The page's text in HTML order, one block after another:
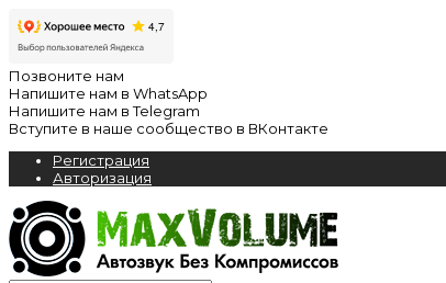
Позвоните нам
Напишите нам в WhatsApp
Напишите нам в Telegram
Вступите в наше сообщество в ВКонтакте
Регистрация
Авторизация